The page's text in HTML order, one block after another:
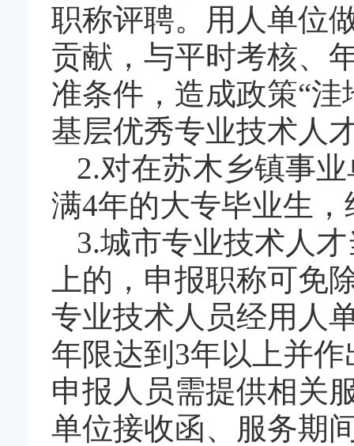
职称评聘。用人单位
贡献，与平时考核、
准条件，造成政策“
基层优秀专业技术人
2.对在苏木乡镇事
满4年的大专毕业生
3.城市专业技术人
上的，申报职称可免
专业技术人员经用人
年限达到3年以上并
申报人员需提供相关
单位接收函、服务期